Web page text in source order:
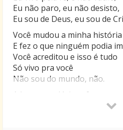
Eu não paro, eu não desisto,
Eu sou de Deus, eu sou de
Você mudou a minha história
E fez o que ninguém podia
Você acreditou e isso é tudo
Só vivo pra você
Não sou do mundo, não.
A honra, a glória, a força